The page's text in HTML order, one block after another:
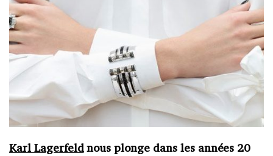
Karl Lagerfeldnous plonge dans les années 20